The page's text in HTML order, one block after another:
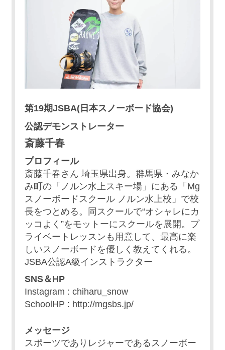
第19期JSBA(日本スノーボード協会)
公認デモンストレーター
斎藤千春
プロフィール
斎藤千春さん 埼玉県出身。群馬県・みなか
み町の「ノルン水上スキー場」にある「Mg
スノーボードスクール ノルン水上校」で校
長をつとめる。同スクールで“オシャレにカ
ッコよく”をモットーにスクールを展開。プ
ライベートレッスンも用意して、最高に楽
しいスノーボードを優しく教えてくれる。
JSBA公認A級インストラクター
SNS＆HP
Instagram : chiharu_snow
SchoolHP : http://mgsbs.jp/
メッセージ
スポーツでありレジャーであるスノーボー